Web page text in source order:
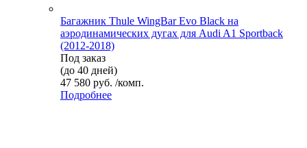
Багажник Thule WingBar Evo Black на
аэродинамических дугах для Audi A1 Sportback
(2012-2018)
Под заказ
(до 40 дней)
47 580 руб. /комп.
Подробнее